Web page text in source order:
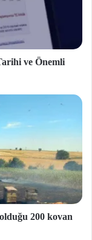
ve Önemli
olduğu 200 kovan